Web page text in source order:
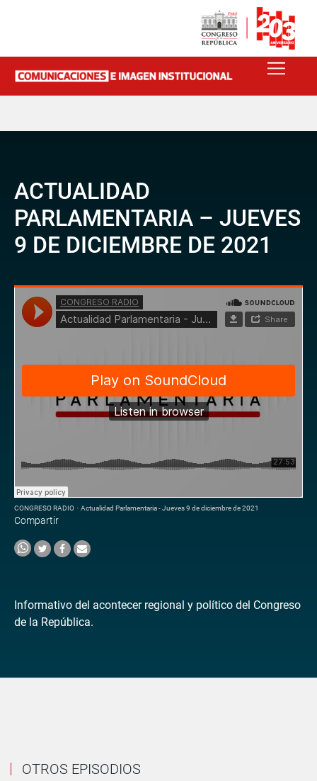
ACTUALIDAD
PARLAMENTARIA – JUEVES
9 DE DICIEMBRE DE 2021
CONGRESO RADIO · Actualidad Parlamentaria - Jueves 9 de diciembre de 2021
Compartir
Informativo del acontecer regional y político del Congreso
de la República.
OTROS EPISODIOS